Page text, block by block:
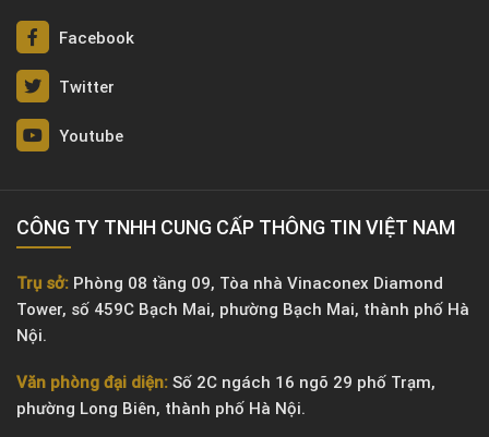
Facebook
Twitter
Youtube
CÔNG TY TNHH CUNG CẤP THÔNG TIN VIỆT NAM
Trụ sở: Phòng 08 tầng 09, Tòa nhà Vinaconex Diamond
Tower, số 459C Bạch Mai, phường Bạch Mai, thành phố Hà
Nội.
Văn phòng đại diện: Số 2C ngách 16 ngõ 29 phố Trạm,
phường Long Biên, thành phố Hà Nội.